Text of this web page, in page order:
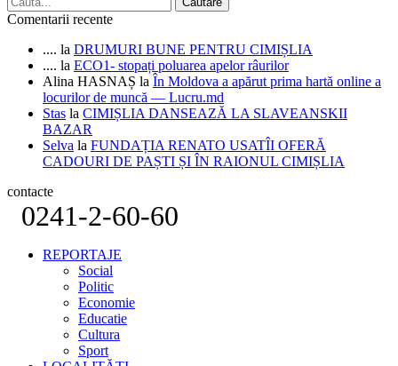
Comentarii recente
.... la DRUMURI BUNE PENTRU CIMIȘLIA
.... la ECO1- stopați poluarea apelor râurilor
Alina HASNAȘ la În Moldova a apărut prima hartă online a
locurilor de muncă — Lucru.md
Stas la CIMIȘLIA DANSEAZĂ LA SLAVEANSKII
BAZAR
Selva la FUNDAȚIA RENATO USATÎI OFERĂ
CADOURI DE PAȘTI ȘI ÎN RAIONUL CIMIȘLIA
contacte
0241-2-60-60
REPORTAJE
Social
Politic
Economie
Educatie
Cultura
Sport